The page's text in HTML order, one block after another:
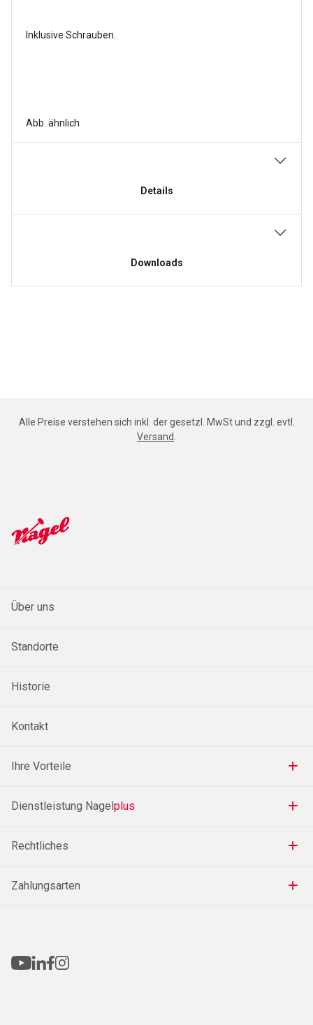
Inklusive Schrauben.
Abb. ähnlich
Details
Downloads
Alle Preise verstehen sich inkl. der gesetzl. MwSt und zzgl. evtl.
Versand
Über uns
Standorte
Historie
Kontakt
Ihre Vorteile
Dienstleistung Nagelplus
Rechtliches
Zahlungsarten